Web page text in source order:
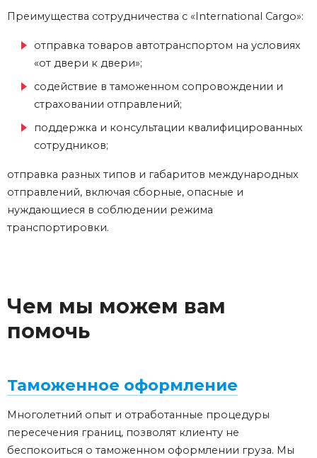
Преимущества сотрудничества с «International Cargo»:
отправка товаров автотранспортом на условиях
«от двери к двери»;
содействие в таможенном сопровождении и
страховании отправлений;
поддержка и консультации квалифицированных
сотрудников;
отправка разных типов и габаритов международных
отправлений, включая сборные, опасные и
нуждающиеся в соблюдении режима
транспортировки.
Чем мы можем вам
помочь
Таможенное оформление
Многолетний опыт и отработанные процедуры
пересечения границ, позволят клиенту не
беспокоиться о таможенном оформлении груза. Мы